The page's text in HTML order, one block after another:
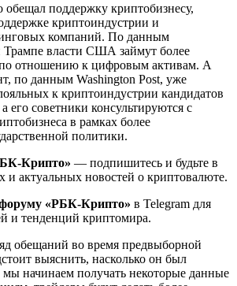
обещал поддержку криптобизнесу,
криптоиндустрии и
компаний. По данным
Трампе власти США займут более
отношению к цифровым активам. А
по данным Washington Post, уже
к криптоиндустрии кандидатов
его советники консультируются с
в рамках более
политики.
Крипто» — подпишитесь и будьте в
и актуальных новостей о криптовалюте.
«РБК-Крипто» в Telegram для
и тенденций криптомира.
обещаний во время предвыборной
выяснить, насколько он был
мы начинаем получать некоторые данные